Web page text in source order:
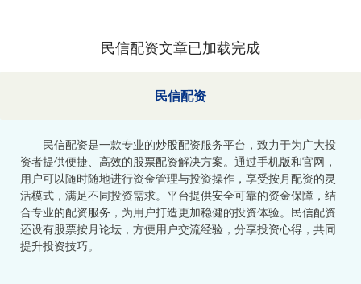
民信配资文章已加载完成
民信配资
民信配资是一款专业的炒股配资服务平台，致力于为广大投
资者提供便捷、高效的股票配资解决方案。通过手机版和官网，
用户可以随时随地进行资金管理与投资操作，享受按月配资的灵
活模式，满足不同投资需求。平台提供安全可靠的资金保障，结
合专业的配资服务，为用户打造更加稳健的投资体验。民信配资
还设有股票按月论坛，方便用户交流经验，分享投资心得，共同
提升投资技巧。